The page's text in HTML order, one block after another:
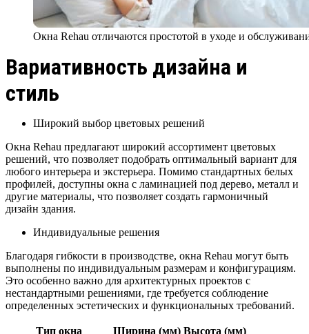
Окна Rehau отличаются простотой в уходе и
Вариативность дизайна и
стиль
Широкий выбор цветовых решений
Окна Rehau предлагают широкий ассортимент цветовых
решений, что позволяет подобрать оптимальный вариант для
любого интерьера и экстерьера. Помимо стандартных белых
профилей, доступны окна с ламинацией под дерево, металл и
другие материалы, что позволяет создать гармоничный
дизайн здания.
Индивидуальные решения
Благодаря гибкости в производстве, окна Rehau могут быть
выполнены по индивидуальным размерам и конфигурациям.
Это особенно важно для архитектурных проектов с
нестандартными решениями, где требуется соблюдение
определенных эстетических и функциональных требований.
Тип окна Ширина (мм) Высота (мм)